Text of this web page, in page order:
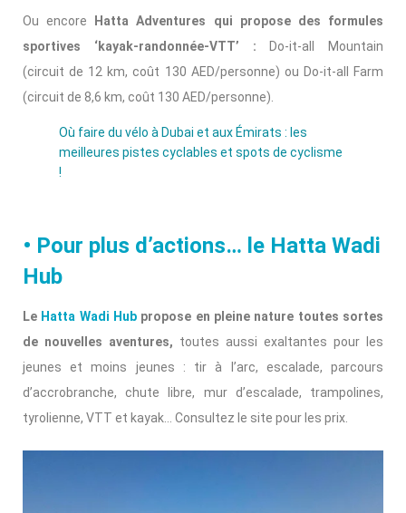
Ou encore
Hatta Adventures qui propose des formules
sportives ‘kayak-randonnée-VTT’ : Do-it-all Mountain
(circuit de 12 km, coût 130 AED/personne) ou Do-it-all Farm
(circuit de 8,6 km, coût 130 AED/personne).
Où faire du vélo à Dubai et aux Émirats : les
meilleures pistes cyclables et spots de cyclisme
!
• Pour plus d’actions… le Hatta Wadi
Hub
Le Hatta Wadi Hub propose en pleine nature toutes sortes
de nouvelles aventures, toutes aussi exaltantes pour les
jeunes et moins jeunes : tir à l’arc, escalade, parcours
d’accrobranche, chute libre, mur d’escalade, trampolines,
tyrolienne, VTT et kayak… Consultez le site pour les prix.